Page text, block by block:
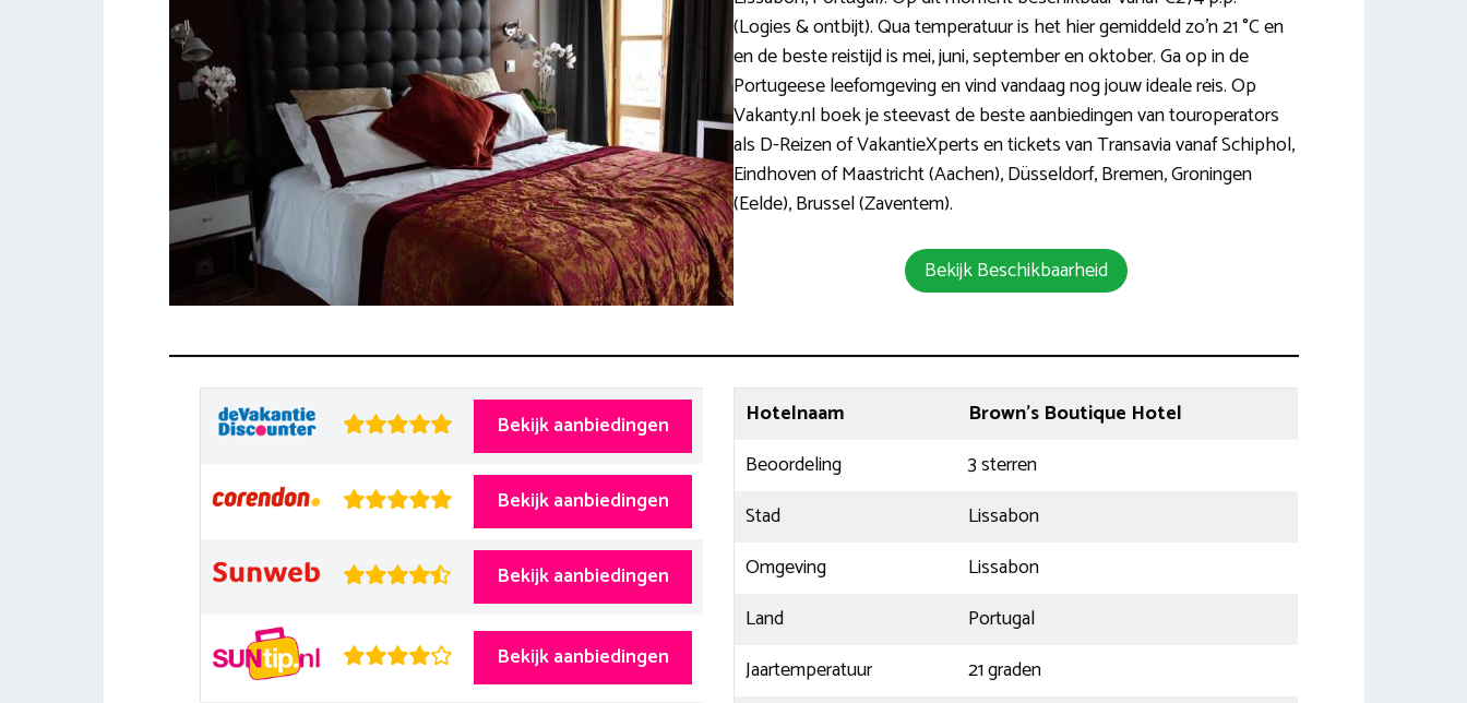
(Logies & ontbijt). Qua temperatuur is het hier gemiddeld zo’n 21 °C en
en de beste reistijd is mei, juni, september en oktober. Ga op in de
Portugeese leefomgeving en vind vandaag nog jouw ideale reis. Op
Vakanty.nl boek je steevast de beste aanbiedingen van touroperators
als D-Reizen of VakantieXperts en tickets van Transavia vanaf Schiphol,
Eindhoven of Maastricht (Aachen), Düsseldorf, Bremen, Groningen
(Eelde), Brussel (Zaventem).
Bekijk Beschikbaarheid
Bekijk aanbiedingen
Bekijk aanbiedingen
Bekijk aanbiedingen
Bekijk aanbiedingen
Hotelnaam
Brown’s Boutique Hotel
Beoordeling
3 sterren
Stad
Lissabon
Omgeving
Lissabon
Land
Portugal
Jaartemperatuur
21 graden